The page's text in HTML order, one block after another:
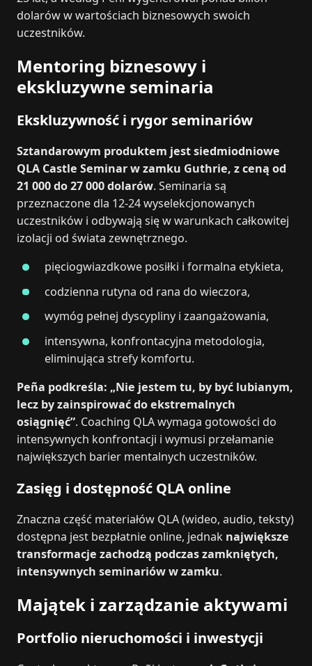
dolarów w wartościach biznesowych swoich
uczestników.
Mentoring biznesowy i
ekskluzywne seminaria
Ekskluzywność i rygor seminariów
Sztandarowym produktem jest siedmiodniowe
QLA Castle Seminar w zamku Guthrie, z ceną od
21 000 do 27 000 dolarów. Seminaria są
przeznaczone dla 12-24 wyselekcjonowanych
uczestników i odbywają się w warunkach całkowitej
izolacji od świata zewnętrznego.
pięciogwiazdkowe posiłki i formalna etykieta,
codzienna rutyna od rana do wieczora,
wymóg pełnej dyscypliny i zaangażowania,
intensywna, konfrontacyjna metodologia,
eliminująca strefy komfortu.
Peña podkreśla: „Nie jestem tu, by być lubianym,
lecz by zainspirować do ekstremalnych
osiągnięć”. Coaching QLA wymaga gotowości do
intensywnych konfrontacji i wymusi przełamanie
największych barier mentalnych uczestników.
Zasięg i dostępność QLA online
Znaczna część materiałów QLA (wideo, audio, teksty)
dostępna jest bezpłatnie online, jednak największe
transformacje zachodzą podczas zamkniętych,
intensywnych seminariów w zamku.
Majątek i zarządzanie aktywami
Portfolio nieruchomości i inwestycji